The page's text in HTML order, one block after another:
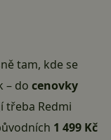
tam, kde se
– do cenovky
třeba Redmi
1 499 Kč